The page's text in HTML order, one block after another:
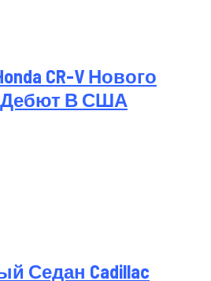
CR-V Нового
Дебют В США
Седан Cadillac